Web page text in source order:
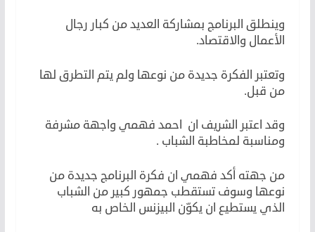
وينطلق البرنامج بمشاركة العديد من كبار رجال
الأعمال والاقتصاد.
وتعتبر الفكرة جديدة من نوعها ولم يتم التطرق لها
من قبل.
وقد اعتبر الشريف ان احمد فهمي واجهة مشرفة
ومناسبة لمخاطبة الشباب .
من جهته أكد فهمي ان فكرة البرنامج جديدة من
نوعها وسوف تستقطب جمهور كبير من الشباب
الذي يستطيع ان يكوّن البيزنس الخاص به